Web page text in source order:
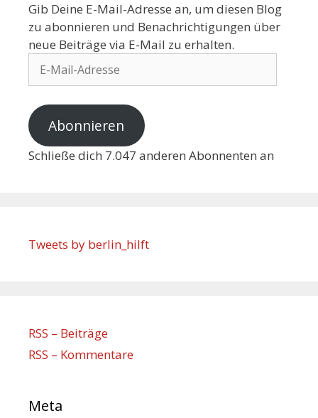
Gib Deine E-Mail-Adresse an, um diesen Blog
zu abonnieren und Benachrichtigungen über
neue Beiträge via E-Mail zu erhalten.
Abonnieren
Schließe dich 7.047 anderen Abonnenten an
Tweets by berlin_hilft
RSS – Beiträge
RSS – Kommentare
Meta